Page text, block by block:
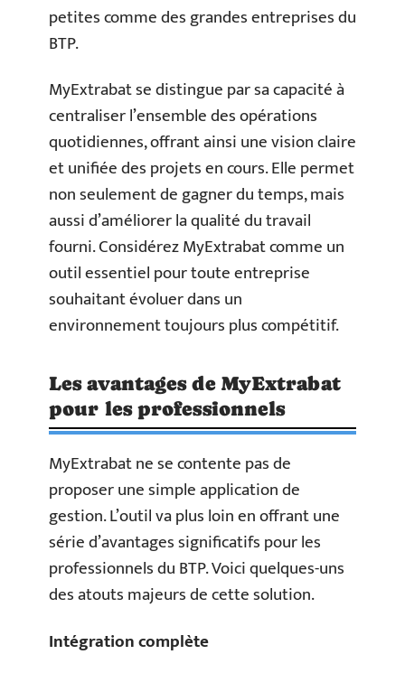
petites comme des grandes entreprises du
BTP.
MyExtrabat se distingue par sa capacité à
centraliser l’ensemble des opérations
quotidiennes, offrant ainsi une vision claire
et unifiée des projets en cours. Elle permet
non seulement de gagner du temps, mais
aussi d’améliorer la qualité du travail
fourni. Considérez MyExtrabat comme un
outil essentiel pour toute entreprise
souhaitant évoluer dans un
environnement toujours plus compétitif.
Les avantages de MyExtrabat
pour les professionnels
MyExtrabat ne se contente pas de
proposer une simple application de
gestion. L’outil va plus loin en offrant une
série d’avantages significatifs pour les
professionnels du BTP. Voici quelques-uns
des atouts majeurs de cette solution.
Intégration complète